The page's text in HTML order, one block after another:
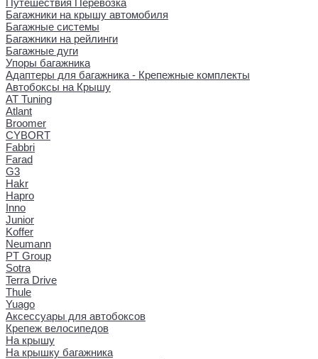
Путешествия Перевозка
Багажники на крышу автомобиля
Багажные системы
Багажники на рейлинги
Багажные дуги
Упоры багажника
Адаптеры для багажника - Крепежные комплекты
Автобоксы на Крышу
AT Tuning
Atlant
Broomer
CYBORT
Fabbri
Farad
G3
Hakr
Hapro
Inno
Junior
Koffer
Neumann
PT Group
Sotra
Terra Drive
Thule
Yuago
Аксессуары для автобоксов
Крепеж велосипедов
На крышу
На крышку багажника